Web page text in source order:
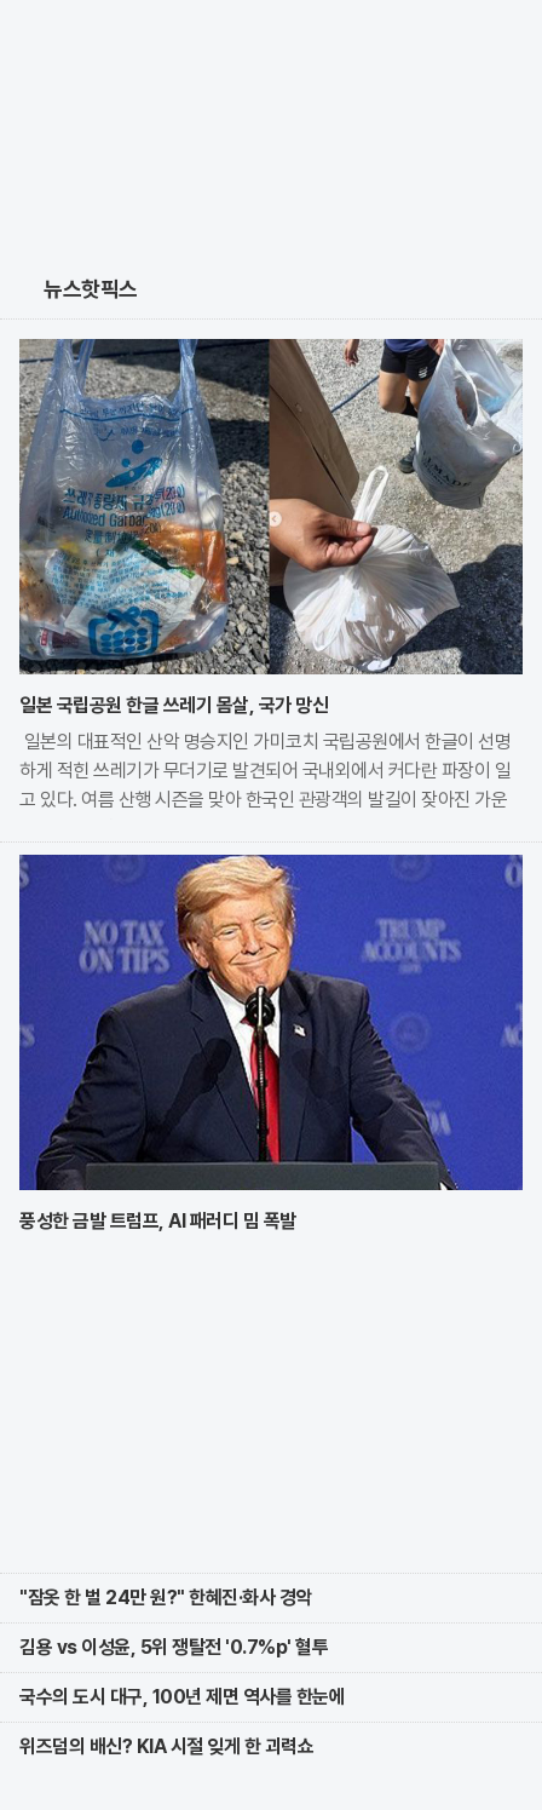
뉴스핫픽스
일본 국립공원 한글 쓰레기 몸살, 국가 망신
일본의 대표적인 산악 명승지인 가미코치 국립공원에서 한글이 선명
하게 적힌 쓰레기가 무더기로 발견되어 국내외에서 커다란 파장이 일
고 있다. 여름 산행 시즌을 맞아 한국인 관광객의 발길이 잦아진 가운
우려를 표명한 것이다. 특히 자연보호 구역 내에서
풍성한 금발 트럼프, AI 패러디 밈 폭발
"잠옷 한 벌 24만 원?" 한혜진·화사 경악
김용 vs 이성윤, 5위 쟁탈전 '0.7%p' 혈투
국수의 도시 대구, 100년 제면 역사를 한눈에
위즈덤의 배신? KIA 시절 잊게 한 괴력쇼